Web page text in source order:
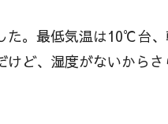
た。最低気温は10℃台
ど、湿度がないから